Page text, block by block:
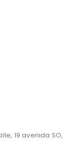
19 avenida SO,